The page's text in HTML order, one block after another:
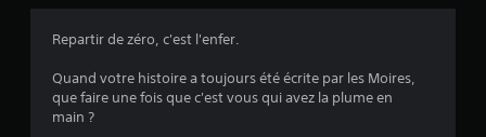
a
Repartir de zéro, c'est l'enfer.
Quand votre histoire a toujours été écrite par les Moires,
que faire une fois que c'est vous qui avez la plume en
main ?